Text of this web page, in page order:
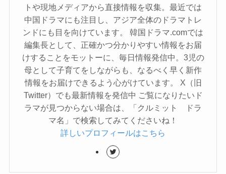
トや現地メディアから直接情報を収集。最近では
中国ドラマにも注目し、アジア全体のドラマトレ
ンドにも目を向けています。 韓国ドラマ.comでは
編集長として、正確かつ分かりやすい情報をお届
けすることをモットーに、毎日情報発信中。3児の
母として子育てをしながらも、なるべく早く新作
情報をお届けできるよう心がけています。 X（旧
Twitter）でも最新情報を発信中 ご覧になりたいド
ラマが見つからない場合は、「クルミット ドラ
マ名」で検索してみてくださいね！
詳しいプロフィールはこちら